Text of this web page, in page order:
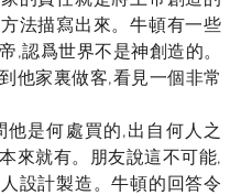
法描寫出來。牛頓有一些
,認爲世界不是神創造的。
他家裏做客,看見一個非常
他是何處買的,出自何人之
來就有。朋友說這不可能,
設計製造。牛頓的回答令